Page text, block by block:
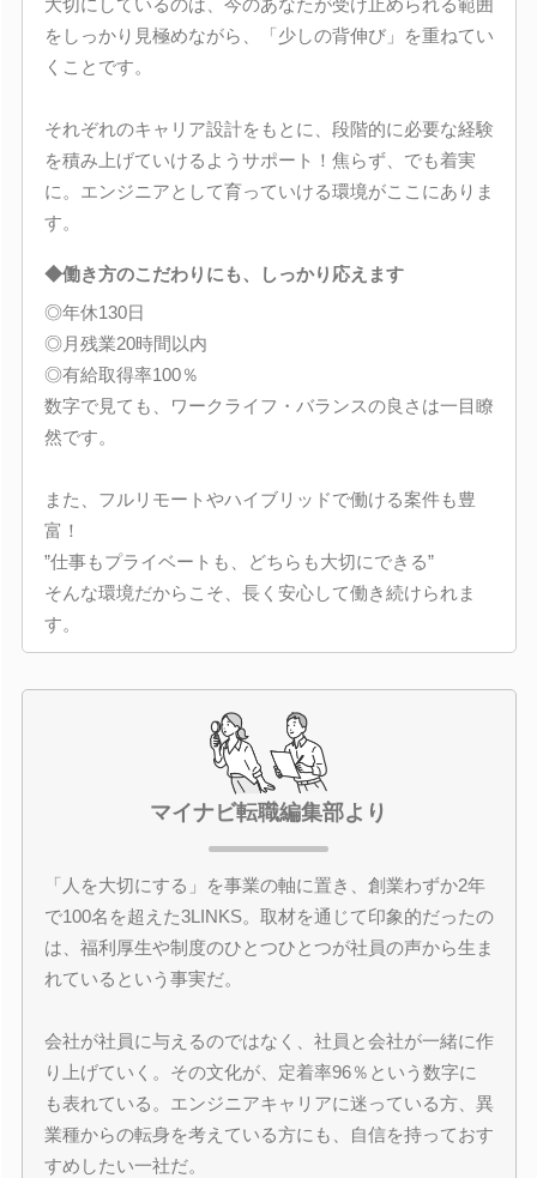
をしっかり見極めながら、「少しの背伸び」を重ねてい
くことです。
それぞれのキャリア設計をもとに、段階的に必要な経験
を積み上げていけるようサポート！焦らず、でも着実
に。エンジニアとして育っていける環境がここにありま
す。
◆働き方のこだわりにも、しっかり応えます
◎年休130日
◎月残業20時間以内
◎有給取得率100％
数字で見ても、ワークライフ・バランスの良さは一目瞭
然です。
また、フルリモートやハイブリッドで働ける案件も豊
富！
”仕事もプライベートも、どちらも大切にできる”
そんな環境だからこそ、長く安心して働き続けられま
す。
マイナビ転職編集部より
「人を大切にする」を事業の軸に置き、創業わずか2年
で100名を超えた3LINKS。取材を通じて印象的だったの
は、福利厚生や制度のひとつひとつが社員の声から生ま
れているという事実だ。
会社が社員に与えるのではなく、社員と会社が一緒に作
り上げていく。その文化が、定着率96％という数字に
も表れている。エンジニアキャリアに迷っている方、異
業種からの転身を考えている方にも、自信を持っておす
すめしたい一社だ。